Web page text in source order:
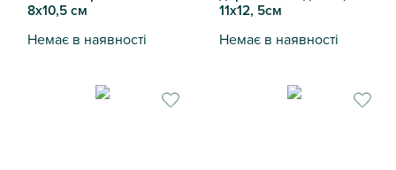
8х10,5 см
Немає в наявності
11х12, 5см
Немає в наявності